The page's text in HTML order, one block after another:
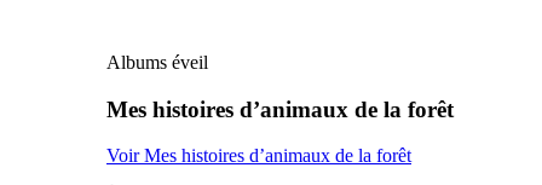
Albums éveil
Mes histoires d’animaux de la forêt
Voir Mes histoires d’animaux de la forêt